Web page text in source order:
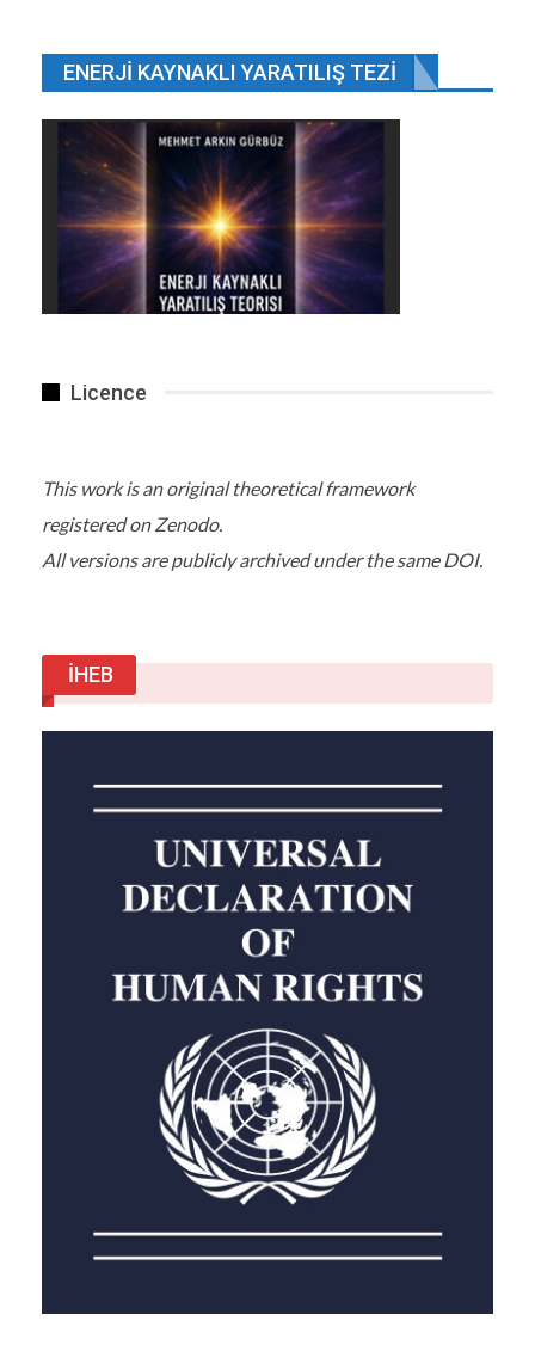
Bu enagramlar hayvanlarda kapsamlı bir şekilde
incelendi. Daha önce araştırmacılar farelerin
beyinlerindeki engramları başarıyla tanımlamıştı.
Örneğin, Nature’da yayınlanan 2012 tarihli bir
çalışma, korku anısıyla ilişkili belirli beyin
hücrelerini ortaya çıkarmıştı.
Ancak Arnold, beynin karmaşıklığı nedeniyle bu
ENERJI KAYNAKLI YARATILIŞ TEZI
Licence
This work is an original theoretical framework
registered on Zenodo.
All versions are publicly archived under the same DOI.
İHEB